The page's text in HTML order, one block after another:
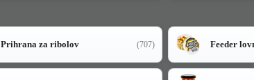
Prihrana za ribolov (707) Feeder